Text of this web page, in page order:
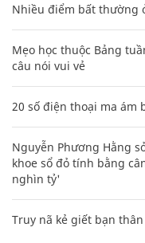
Nhiều điểm bất thường
Mẹo học thuộc Bảng
câu nói vui vẻ
20 số điện thoại ma ám
Nguyễn Phương Hằng
khoe sổ đỏ tính bằng
nghìn tỷ'
Truy nã kẻ giết bạn